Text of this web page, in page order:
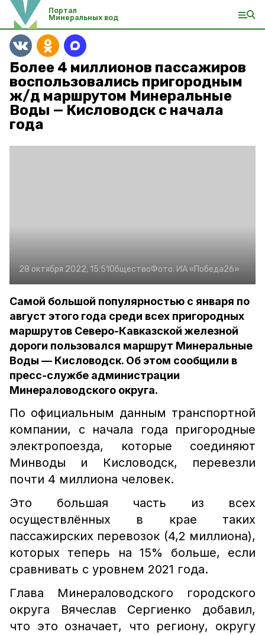
Портал
Минеральных вод
Более 4 миллионов пассажиров
воспользовались пригородным
ж/д маршрутом Минеральные
Воды — Кисловодск с начала
года
28 октября 2022, 15:51ОбществоФото: ИА «Победа26»
Самой большой популярностью с января по
август этого года среди всех пригородных
маршрутов Северо-Кавказской железной
дороги пользовался маршрут Минеральные
Воды — Кисловодск. Об этом сообщили в
пресс-службе администрации
Минераловодского округа.
По официальным данным транспортной
компании, с начала года пригородные
электропоезда, которые соединяют
Минводы и Кисловодск, перевезли
почти 4 миллиона человек.
Это большая часть из всех
осуществлённых в крае таких
пассажирских перевозок (4,2 миллиона),
которых теперь на 15% больше, если
сравнивать с уровнем 2021 года.
Глава Минераловодского городского
округа Вячеслав Сергиенко добавил,
что это означает, что региону, округу